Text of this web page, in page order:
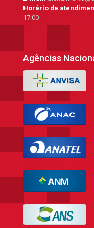
Horário de
17:00
Agências